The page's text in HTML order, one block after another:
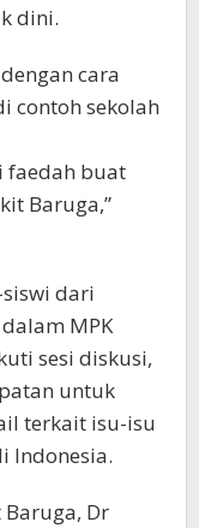
dini.
cara
contoh sekolah
faedah buat
Baruga,”
dari
MPK
sesi diskusi,
untuk
terkait isu-isu
Indonesia.
Dr